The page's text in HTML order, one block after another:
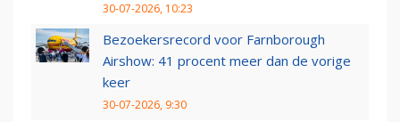
30-07-2026, 10:23
Bezoekersrecord voor Farnborough
Airshow: 41 procent meer dan de vorige
keer
30-07-2026, 9:30